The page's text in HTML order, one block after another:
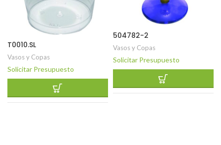
T0010.SL
Vasos y Copas
Solicitar Presupuesto
504782-2
Vasos y Copas
Solicitar Presupuesto